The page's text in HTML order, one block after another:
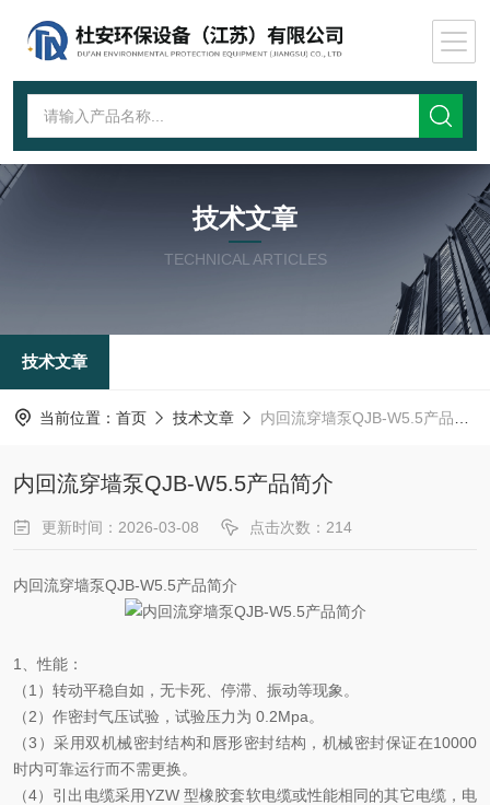
技术文章
TECHNICAL ARTICLES
技术文章
当前位置： 首页 技术文章 内回流穿墙泵QJB-W5.5产品简介
内回流穿墙泵QJB-W5.5产品简介
更新时间：2026-03-08 点击次数：214
内回流穿墙泵QJB-W5.5产品简介
1、性能：
（1）转动平稳自如，无卡死、停滞、振动等现象。
（2）作密封气压试验，试验压力为 0.2Mpa。
（3）采用双机械密封结构和唇形密封结构，机械密封保证在10000
时内可靠运行而不需更换。
（4）引出电缆采用YZW 型橡胶套软电缆或性能相同的其它电缆，电